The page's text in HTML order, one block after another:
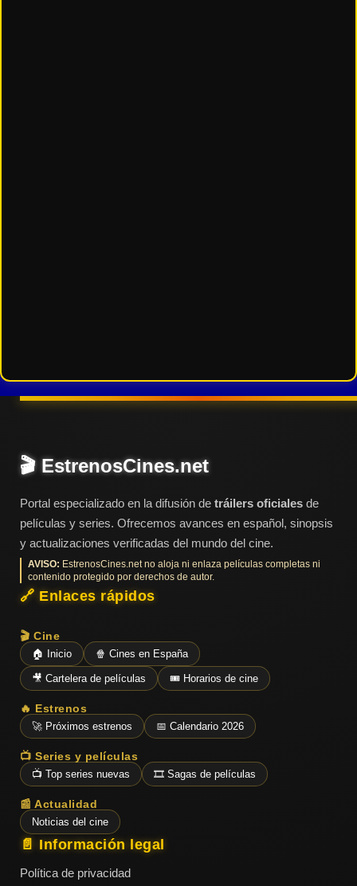
🎬 EstrenosCines.net
Portal especializado en la difusión de tráilers oficiales de
películas y series. Ofrecemos avances en español, sinopsis
y actualizaciones verificadas del mundo del cine.
AVISO: EstrenosCines.net no aloja ni enlaza películas completas ni
contenido protegido por derechos de autor.
🔗 Enlaces rápidos
🎬 Cine
🏠 Inicio 🍿 Cines en España
🎥 Cartelera de películas 🎟️ Horarios de cine
🔥 Estrenos
🚀 Próximos estrenos 📅 Calendario 2026
📺 Series y películas
📺 Top series nuevas 🎞️ Sagas de películas
📰 Actualidad
Noticias del cine
📄 Información legal
Política de privacidad